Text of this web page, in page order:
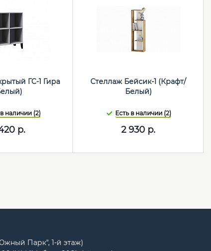
ГС-1 Гира
наличии (2)
р.
Стеллаж Бейсик-1 (Крафт/
Белый)
Есть в наличии (2)
2 930 р.
Парк", 1-й этаж)